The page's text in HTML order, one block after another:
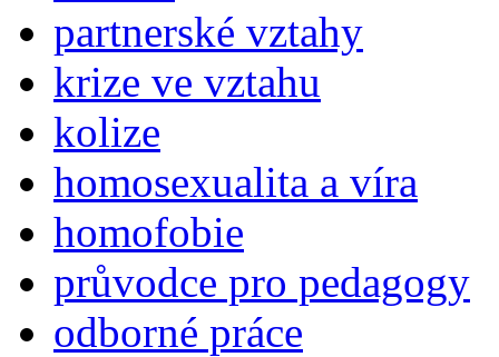
partnerské vztahy
krize ve vztahu
kolize
homosexualita a víra
homofobie
průvodce pro pedagogy
odborné práce